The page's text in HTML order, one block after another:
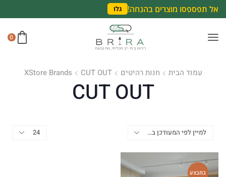
אל תפספסו מוצרים בהנחה! גלו
0
עמוד הבית חנות רהיטים XStore Brands CUT OUT
CUT OUT
במבצע